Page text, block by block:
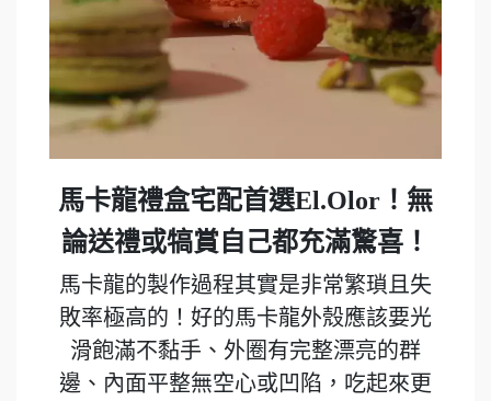
馬卡龍禮盒宅配首選El.Olor！無
論送禮或犒賞自己都充滿驚喜！
馬卡龍的製作過程其實是非常繁瑣且失
敗率極高的！好的馬卡龍外殼應該要光
滑飽滿不黏手、外圈有完整漂亮的群
邊、內面平整無空心或凹陷，吃起來更